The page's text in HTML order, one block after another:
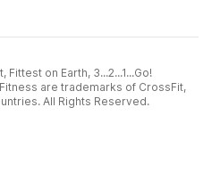
on Earth, 3...2...1...Go!
are trademarks of CrossFit,
All Rights Reserved.